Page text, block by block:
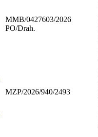
MMB/0427603/2026
PO/Drah.
MZP/2026/940/2493